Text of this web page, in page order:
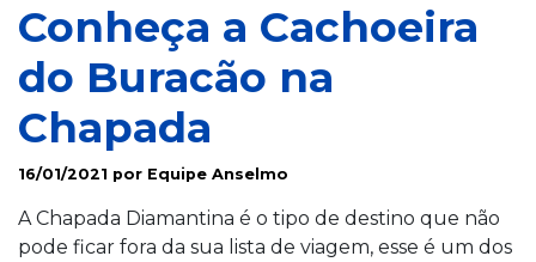
Conheça a Cachoeira
do Buracão na
Chapada
16/01/2021 por Equipe Anselmo
A Chapada Diamantina é o tipo de destino que não
pode ficar fora da sua lista de viagem, esse é um dos